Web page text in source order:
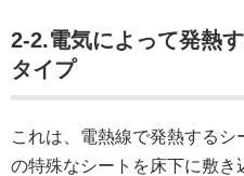
2-2.電気によって発熱
タイプ
これは、電熱線で発熱するシ
の特殊なシートを床下に敷